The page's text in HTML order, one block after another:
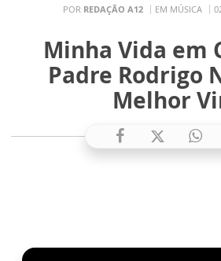
POR REDAÇÃO A12 EM MÚSICA
Minha Vida em
Padre Rodrigo
Melhor